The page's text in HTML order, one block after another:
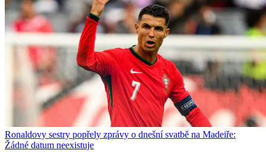
Ronaldovy sestry popřely zprávy o dnešní svatbě na Madeiře:
Žádné datum neexistuje